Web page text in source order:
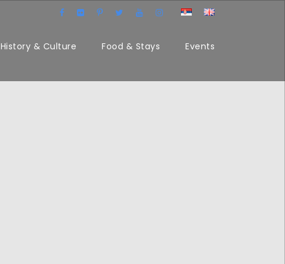
History & Culture Food & Stays Events